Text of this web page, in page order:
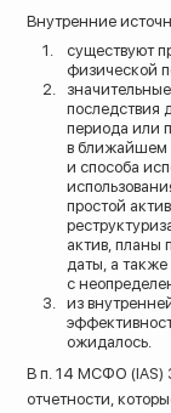
Внутренние
существуют
физической
последствия
периода или
в ближайшем
и способа
простой
актив, планы
даты, а
с
из
ожидалось.
В п. 14 МСФО (IAS)
отчетности,